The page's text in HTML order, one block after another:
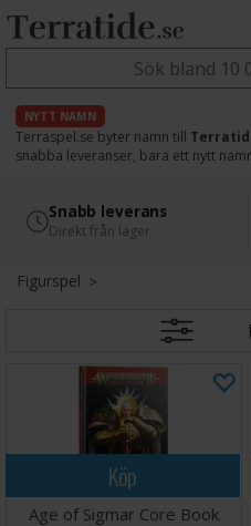
NYTT NAMN
Terraspel.se byter namn till
snabba leveranser, bara ett nytt
4.8
Läs omdömen på Google
Snabb leverans
Direkt från lager
Figurspel
Köp
Age of Sigmar Core Book